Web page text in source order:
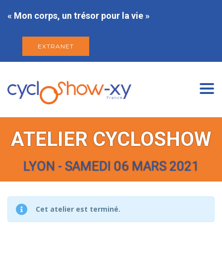
« Mon corps, un trésor pour la vie »
EXTRANET
ATELIER CYCLOSHOW
LYON - SAMEDI 06 MARS 2021
Cet atelier est terminé.